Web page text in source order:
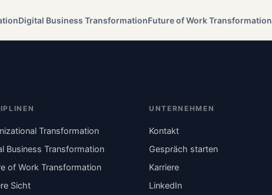
Digital Business TransformationFuture of Work Transformation
Transformation
Business Transformation
of Work Transformation
Sicht
UNTERNEHMEN
Kontakt
Gespräch starten
Karriere
LinkedIn